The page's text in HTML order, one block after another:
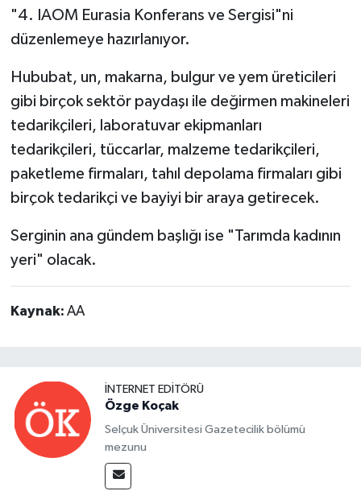
"4. IAOM Eurasia Konferans ve Sergisi"ni
düzenlemeye hazırlanıyor.
Hububat, un, makarna, bulgur ve yem üreticileri
gibi birçok sektör paydaşı ile değirmen makineleri
tedarikçileri, laboratuvar ekipmanları
tedarikçileri, tüccarlar, malzeme tedarikçileri,
paketleme firmaları, tahıl depolama firmaları gibi
birçok tedarikçi ve bayiyi bir araya getirecek.
Serginin ana gündem başlığı ise "Tarımda kadının
yeri" olacak.
Kaynak: AA
İNTERNET EDITÖRÜ
Özge Koçak
Selçuk Üniversitesi Gazetecilik bölümü
mezunu